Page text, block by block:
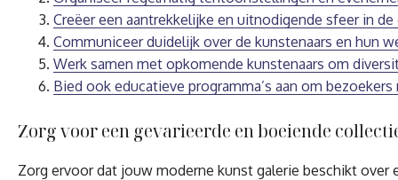
Creëer een aantrekkelijke en uitnodigende sfeer in de
Communiceer duidelijk over de kunstenaars en hun
Werk samen met opkomende kunstenaars om
Bied ook educatieve programma’s aan om
Zorg voor een gevarieerde en boeiende
Zorg ervoor dat jouw moderne kunst galerie beschikt